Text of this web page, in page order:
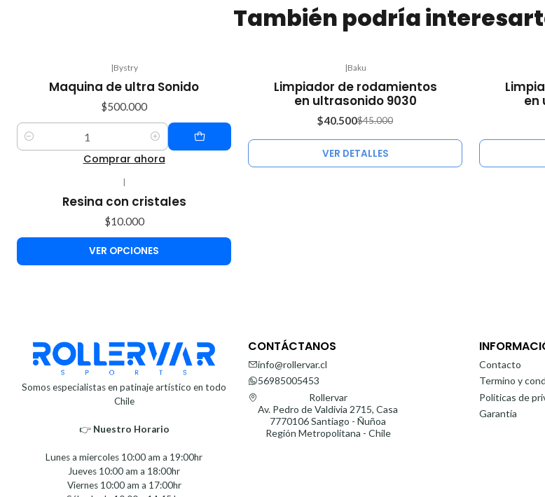
También podría
|Bystry
Maquina de ultra Sonido
$500.000
Cantidad
Comprar ahora
|Baku
Limpiador de rodamientos
en ultrasonido 9030
$40.500$45.000
VER DETALLES
en
|
Resina con cristales
$10.000
VER OPCIONES
Somos especialistas en patinaje artístico en todo
Chile
👉 Nuestro Horario⁣⁣
Lunes a miercoles 10:00 am a 19:00hr
Jueves 10:00 am a 18:00hr
Viernes 10:00 am a 17:00hr
CONTÁCTANOS
info@rollervar.cl
56985005453
Rollervar
Av. Pedro de Valdivia 2715, Casa
7770106 Santiago - Ñuñoa
Región Metropolitana - Chile
Contacto
Termino y
Politicas de
Garantía